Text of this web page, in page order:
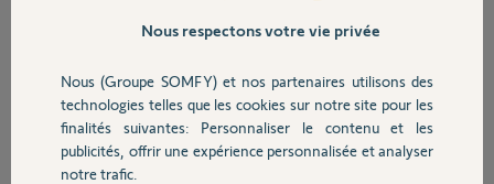
Sécurité
Domotique
Je viens d'acquérir et d'installer une caméra indoor. Lorsque j'active
l'alarme, la caméra reste en mode vie privée... Je suis obligé de
s'ouvre.
Par ailleurs, la détection ne fonctionne pas, malgré plusieurs essais
avec l'alarme activée.
Est-ce un dysfonctionnement de la caméra, qui pourtant est neuve?
Nous respectons votre vie privée
Nous (Groupe SOMFY) et nos partenaires utilisons des
technologies telles que les cookies sur notre site pour les
finalités suivantes: Personnaliser le contenu et les
publicités, offrir une expérience personnalisée et analyser
notre trafic.